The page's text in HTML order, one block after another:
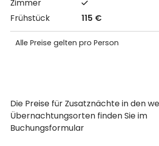
115 €
Alle Preise gelten pro Person
Die Preise für Zusatznächte in den
Übernachtungsorten finden Sie im
Buchungsformular